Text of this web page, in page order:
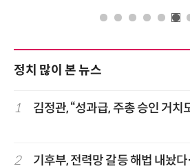
정치 많이 본 뉴스
1 김정관, “성과급, 주총 승인 거치
2
기후부, 전력망 갈등 해법 내놨